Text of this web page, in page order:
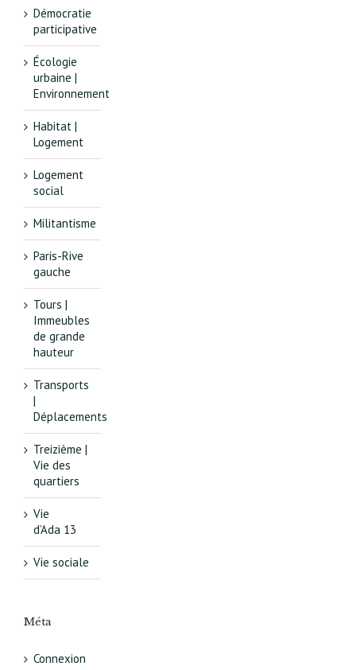
Démocratie
participative
Écologie
urbaine |
Environnement
Habitat |
Logement
Logement
social
Militantisme
Paris-Rive
gauche
Tours |
Immeubles
de grande
hauteur
Transports
|
Déplacements
Treizième |
Vie des
quartiers
Vie
d’Ada 13
Vie sociale
Méta
Connexion